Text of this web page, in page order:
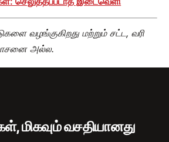
வழங்குகிறது மற்றும் சட்ட, வரி
அல்ல.
மிகவும் வசதியானது